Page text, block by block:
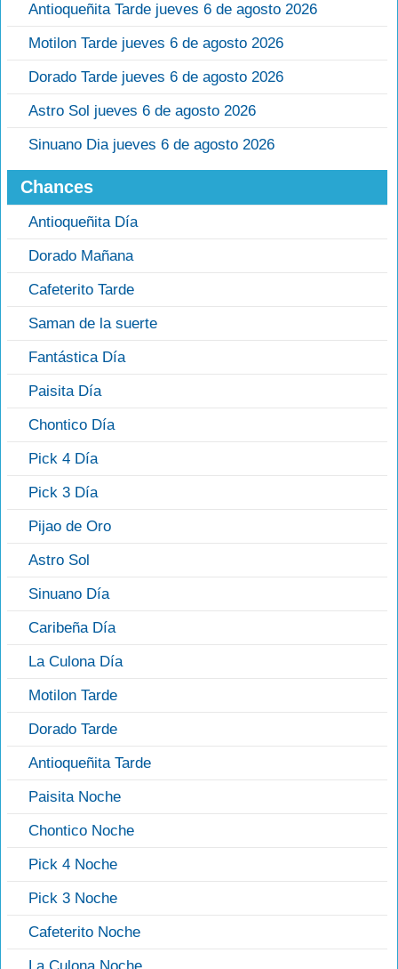
Antioqueñita Tarde jueves 6 de agosto 2026
Motilon Tarde jueves 6 de agosto 2026
Dorado Tarde jueves 6 de agosto 2026
Astro Sol jueves 6 de agosto 2026
Sinuano Dia jueves 6 de agosto 2026
Chances
Antioqueñita Día
Dorado Mañana
Cafeterito Tarde
Saman de la suerte
Fantástica Día
Paisita Día
Chontico Día
Pick 4 Día
Pick 3 Día
Pijao de Oro
Astro Sol
Sinuano Día
Caribeña Día
La Culona Día
Motilon Tarde
Dorado Tarde
Antioqueñita Tarde
Paisita Noche
Chontico Noche
Pick 4 Noche
Pick 3 Noche
Cafeterito Noche